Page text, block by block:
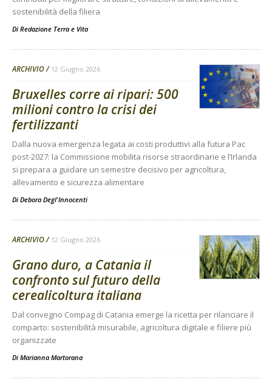
sostenibilità della filiera
Di Redazione Terra e Vita
ARCHIVIO 12 Giugno 2026
Bruxelles corre ai ripari: 500
milioni contro la crisi dei
fertilizzanti
Dalla nuova emergenza legata ai costi produttivi alla futura Pac
post-2027: la Commissione mobilita risorse straordinarie e l’Irlanda
si prepara a guidare un semestre decisivo per agricoltura,
allevamento e sicurezza alimentare
Di Debora Degl'Innocenti
ARCHIVIO 12 Giugno 2026
Grano duro, a Catania il
confronto sul futuro della
cerealicoltura italiana
Dal convegno Compag di Catania emerge la ricetta per rilanciare il
comparto: sostenibilità misurabile, agricoltura digitale e filiere più
organizzate
Di Marianna Martorana